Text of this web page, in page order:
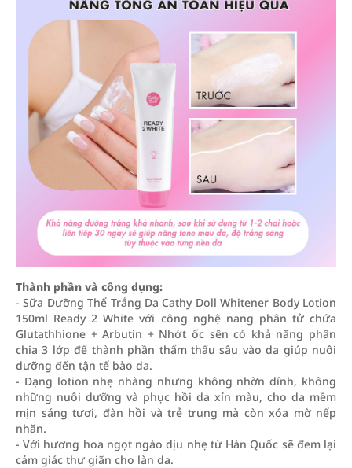
Thành phần và công dụng:
- Sữa Dưỡng Thể Trắng Da Cathy Doll Whitener Body Lotion
150ml Ready 2 White với công nghệ nang phân tử chứa
Glutathhione + Arbutin + Nhớt ốc sên có khả năng phân
chia 3 lớp để thành phần thẩm thấu sâu vào da giúp nuôi
dưỡng đến tận tế bào da.
- Dạng lotion nhẹ nhàng nhưng không nhờn dính, không
những nuôi dưỡng và phục hồi da xỉn màu, cho da mềm
mịn sáng tươi, đàn hồi và trẻ trung mà còn xóa mờ nếp
nhăn.
- Với hương hoa ngọt ngào dịu nhẹ từ Hàn Quốc sẽ đem lại
cảm giác thư giãn cho làn da.